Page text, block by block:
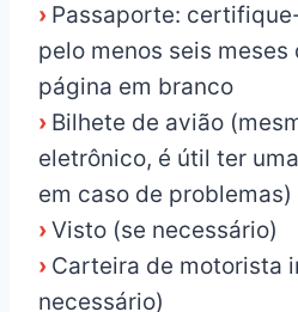
› Passaporte:
pelo menos seis
página em branco
› Bilhete de avião
eletrônico, é útil ter
em caso de problemas)
›Visto (se necessário)
› Carteira de motorista
necessário)